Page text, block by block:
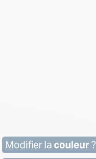
Modifier la couleur?